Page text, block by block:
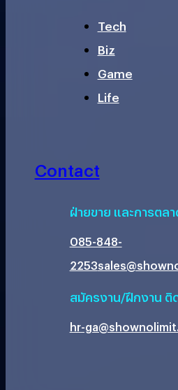
Tech
Biz
Game
Life
Contact
ฝ่ายขาย และการตล
085-848-
2253
สมัครงาน/ฝึกงาน ติ
hr-